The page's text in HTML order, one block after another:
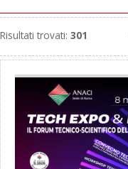
Risultati trovati: 301